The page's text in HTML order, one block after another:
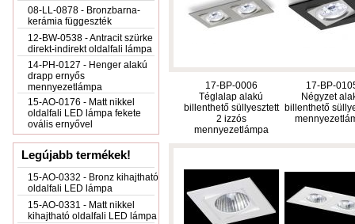
08-LL-0878 - Bronzbarna-
kerámia függeszték
12-BW-0538 - Antracit szürke
direkt-indirekt oldalfali lámpa
14-PH-0127 - Henger alakú
drapp ernyős
mennyezetlámpa
15-AO-0176 - Matt nikkel
oldalfali LED lámpa fekete
ovális ernyővel
Legújabb termékek!
15-AO-0332 - Bronz kihajtható
oldalfali LED lámpa
15-AO-0331 - Matt nikkel
kihajtható oldalfali LED lámpa
17-BP-0006
Téglalap alakú
billenthető süllyesztett
2 izzós
mennyezetlámpa
17-BP-
Négyzet
billenthető